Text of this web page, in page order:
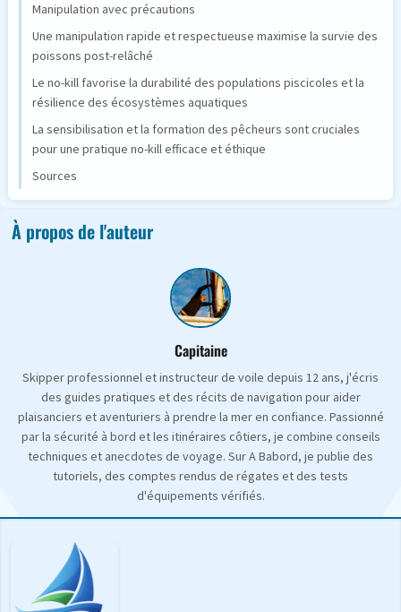
Manipulation avec précautions
Une manipulation rapide et respectueuse maximise la survie des
poissons post-relâché
Le no-kill favorise la durabilité des populations piscicoles et la
résilience des écosystèmes aquatiques
La sensibilisation et la formation des pêcheurs sont cruciales
pour une pratique no-kill efficace et éthique
Sources
À propos de l'auteur
Capitaine
Skipper professionnel et instructeur de voile depuis 12 ans, j'écris
des guides pratiques et des récits de navigation pour aider
plaisanciers et aventuriers à prendre la mer en confiance. Passionné
par la sécurité à bord et les itinéraires côtiers, je combine conseils
techniques et anecdotes de voyage. Sur A Babord, je publie des
tutoriels, des comptes rendus de régates et des tests
d'équipements vérifiés.